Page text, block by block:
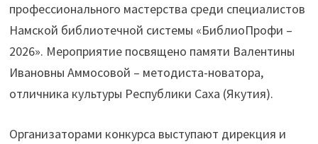
профессионального мастерства среди специалистов
Намской библиотечной системы «БиблиоПрофи –
2026». Мероприятие посвящено памяти Валентины
Ивановны Аммосовой – методиста-новатора,
отличника культуры Республики Саха (Якутия).
Организаторами конкурса выступают дирекция и